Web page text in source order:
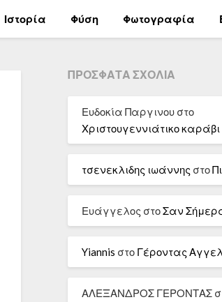
Ιστορία Φύση Φωτογραφία
ΠΡΌΣΦΑΤΑ ΣΧΌΛΙΑ
Ευδοκία Παργινουστο
Χριστουγεννιάτικο καράβι
τσενεκλιδης ιωάννης στο
Ευάγγελος στοΣαν Σήμερα
Yiannis στο Γέροντας
ΑΛΕΞΑΝΔΡΟΣ ΓΕΡΟΝΤΑΣ